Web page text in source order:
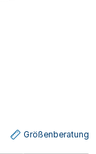
Größenberatung